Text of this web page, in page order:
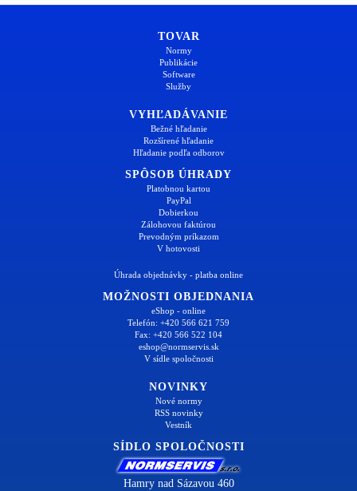
TOVAR
Normy
Publikácie
Software
Služby
VYHĽADÁVANIE
Bežné hľadanie
Rozšírené hľadanie
Hľadanie podľa odborov
SPÔSOB ÚHRADY
Platobnou kartou
PayPal
Dobierkou
Zálohovou faktúrou
Prevodným príkazom
V hotovosti
Úhrada objednávky - platba online
MOŽNOSTI OBJEDNANIA
eShop - online
Telefón: +420 566 621 759
Fax: +420 566 522 104
eshop@normservis.sk
V sídle spoločnosti
NOVINKY
Nové normy
RSS novinky
Vestník
SÍDLO SPOLOČNOSTI
Hamry nad Sázavou 460